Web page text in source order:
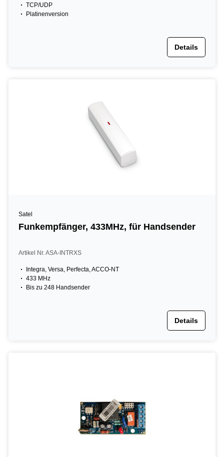
TCP/UDP
Platinenversion
Details
Satel
Funkempfänger, 433MHz, für Handsender
Artikel Nr. ASA-INTRXS
Integra, Versa, Perfecta, ACCO-NT
433 MHz
Bis zu 248 Handsender
Details